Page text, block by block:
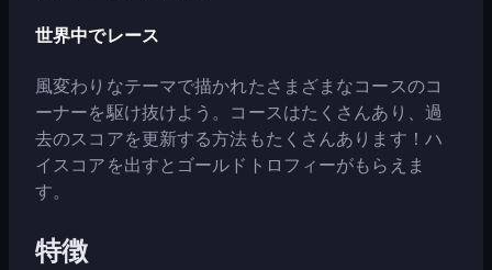
世界中でレース
風変わりなテーマで描かれたさまざまなコースのコ
ーナーを駆け抜けよう。コースはたくさんあり、過
去のスコアを更新する方法もたくさんあります！ハ
イスコアを出すとゴールドトロフィーがもらえま
す。
特徴